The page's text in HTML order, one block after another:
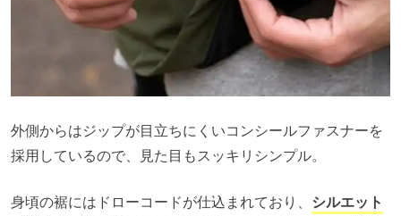
外側からはジップが目立ちにくいコンシールファスナーを
採用しているので、見た目もスッキリシンプル。
身頃の裾にはドローコードが仕込まれており、 シルエット